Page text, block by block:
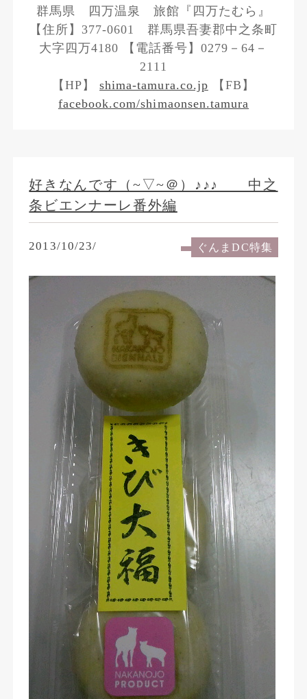
群馬県 四万温泉 旅館『四万たむら』
【住所】377-0601 群馬県吾妻郡中之条町
大字四万4180 【電話番号】0279－64－
2111
【HP】shima-tamura.co.jp 【FB】
facebook.com/shimaonsen.tamura
好きなんです（~▽~＠）♪♪♪ 中之
条ビエンナーレ番外編
2013/10/23/ ぐんまDC特集